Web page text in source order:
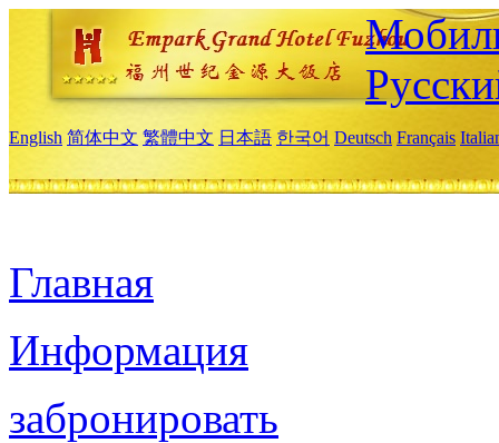
English 简体中文 繁體中文 日本語 한국어 Deutsch Français
Главная
Информация
забронировать